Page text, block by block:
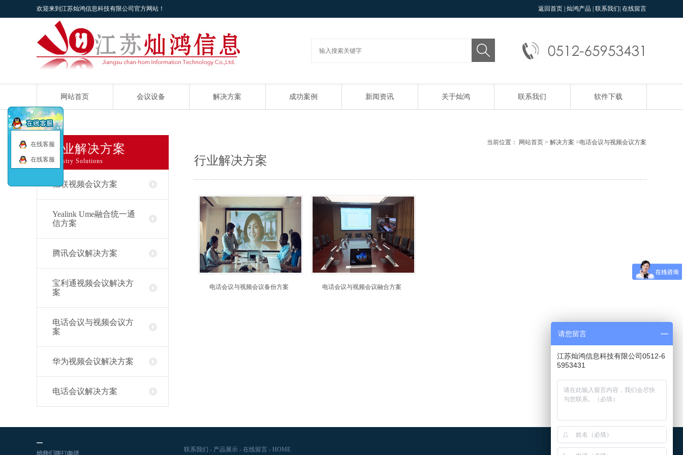
欢迎来到江苏灿鸿信息科技有限公司官方网站！ 返回首页 灿鸿产品 联系我们 在线留言
网站首页 会议设备 解决方案 成功案例 新闻资讯 关于灿鸿 联系我们 软件下载
行业解决方案
Industry Solutions
亿联视频会议方案
Yealink Ume融合统一通
信方案
腾讯会议解决方案
宝利通视频会议解决方
案
电话会议与视频会议方
案
华为视频会议解决方案
电话会议解决方案
当前位置： 网站首页 > 解决方案 >电话会议与视频会议方案
行业解决方案
电话会议与视频会议备份方案 电话会议与视频会议融合方案
联系我们 - 产品展示 - 在线留言 - HOME
在线客服
在线客服
请您留言
江苏灿鸿信息科技有限公司0512-6
5953431